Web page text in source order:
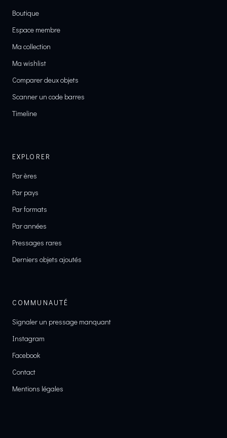
Boutique
Espace membre
Ma collection
Ma wishlist
Comparer deux objets
Scanner un code barres
Timeline
EXPLORER
Par ères
Par pays
Par formats
Par années
Pressages rares
Derniers objets ajoutés
COMMUNAUTÉ
Signaler un pressage manquant
Instagram
Facebook
Contact
Mentions légales